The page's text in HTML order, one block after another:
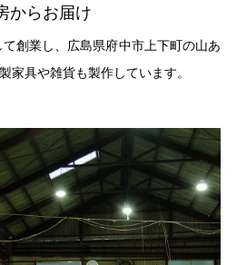
からお届け
創業し、広島県府中市上下町の山あ
家具や雑貨も製作しています。